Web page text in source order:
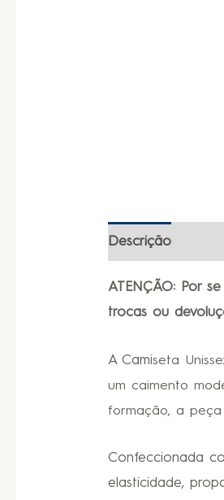
Descrição
ATENÇÃO: Por
trocas ou
A Camiseta
um caimento
formação, a
Confeccionada
elasticidade,